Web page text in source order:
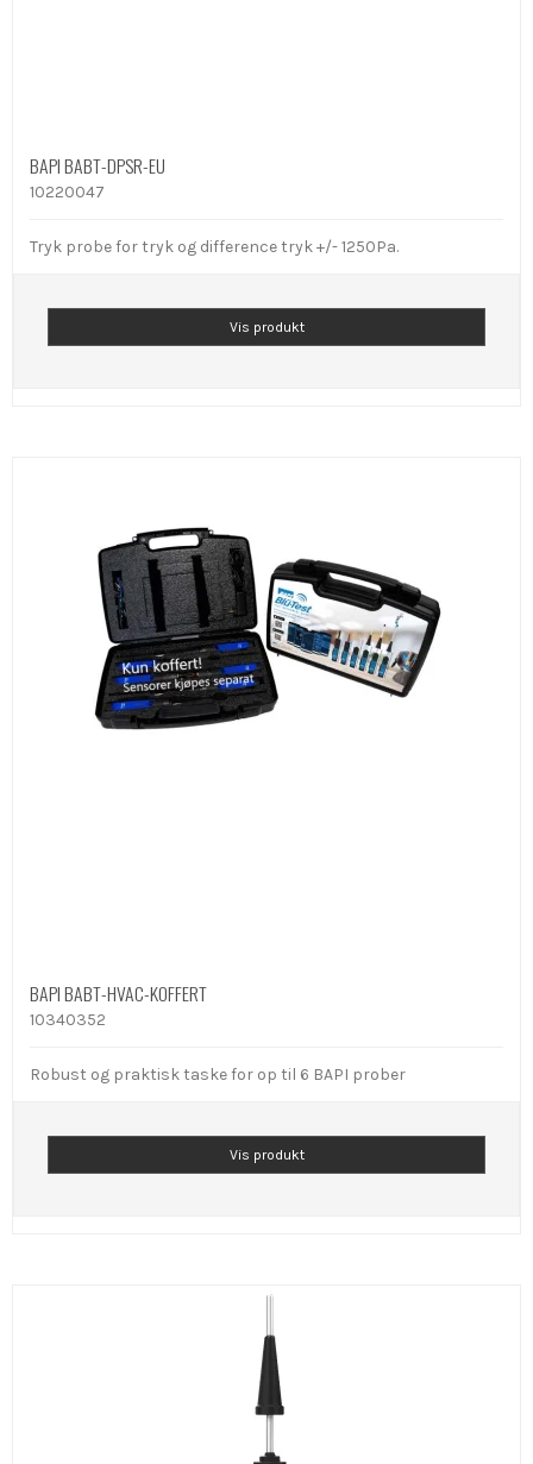
BAPI BABT-DPSR-EU
10220047
Tryk probe for tryk og difference tryk +/- 1250Pa.
Vis produkt
BAPI BABT-HVAC-KOFFERT
10340352
Robust og praktisk taske for op til 6 BAPI prober
Vis produkt